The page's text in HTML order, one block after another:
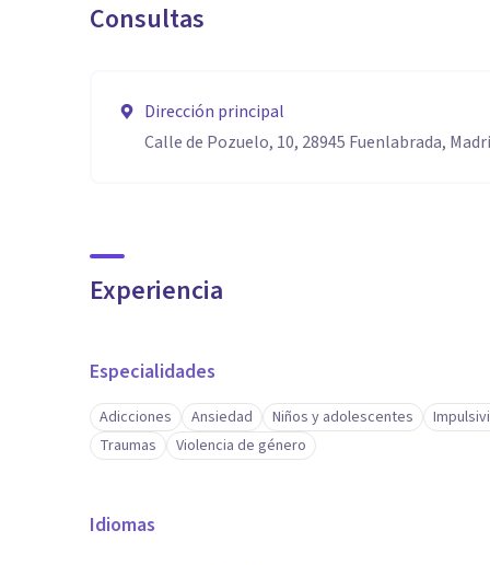
* Problemas con el control de impulsos y/o manejo de
Consultas
Dirección principal
Calle de Pozuelo, 10, 28945 Fuenlabrada,
Experiencia
Especialidades
Adicciones Ansiedad Niños y adolescentes
Traumas
Violencia de género
Idiomas